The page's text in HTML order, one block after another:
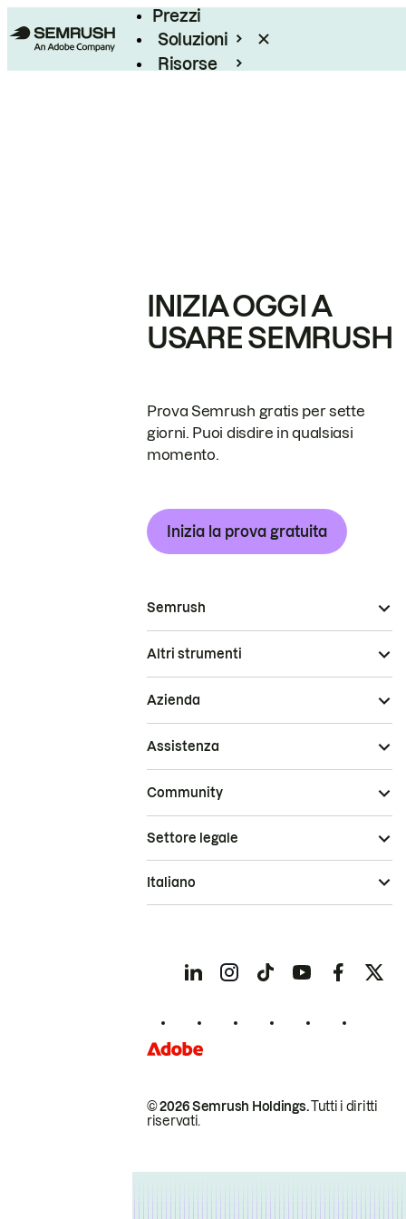
Prezzi
Soluzioni
Risorse
INIZIA OGGI A
USARE SEMRUSH
Prova Semrush gratis per sette
giorni. Puoi disdire in qualsiasi
momento.
Inizia la prova gratuita
Semrush
Altri strumenti
Azienda
Assistenza
Community
© 2026 Semrush Holdings.Tutti i diritti
riservati.
Settore legale
Italiano